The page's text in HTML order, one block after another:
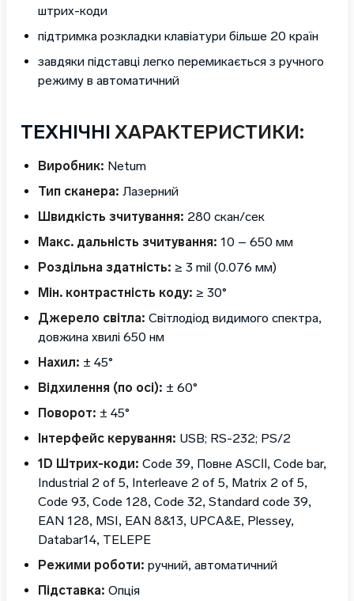
штрих-коди
підтримка розкладки клавіатури більше 20 країн
завдяки підставці легко перемикається з ручного
режиму в автоматичний
ТЕХНІЧНІ ХАРАКТЕРИСТИКИ:
Виробник: Netum
Тип сканера: Лазерний
Швидкість зчитування: 280 скан/сек
Макс. дальність зчитування: 10 – 650 мм
Роздільна здатність: ≥ 3 mil (0.076 мм)
Мін. контрастність коду: ≥ 30°
Джерело світла: Світлодіод видимого спектра,
довжина хвилі 650 нм
Нахил: ± 45°
Відхилення (по осі): ± 60°
Поворот: ± 45°
Інтерфейс керування: USB; RS-232; PS/2
1D Штрих-коди: Code 39, Повне ASCⅡ, Code bar,
Industrial 2 of 5, Interleave 2 of 5, Matrix 2 of 5,
Code 93, Code 128, Code 32, Standard code 39,
EAN 128, MSI, EAN 8&13, UPCA&E, Plessey,
Databar14, TELEPE
Режими роботи: ручний, автоматичний
Підставка: Опція